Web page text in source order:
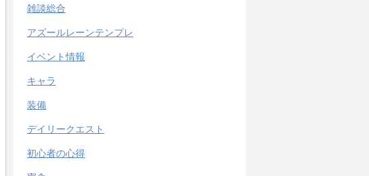
雑談総合
アズールレーンテンプレ
イベント情報
キャラ
装備
デイリークエスト
初心者の心得